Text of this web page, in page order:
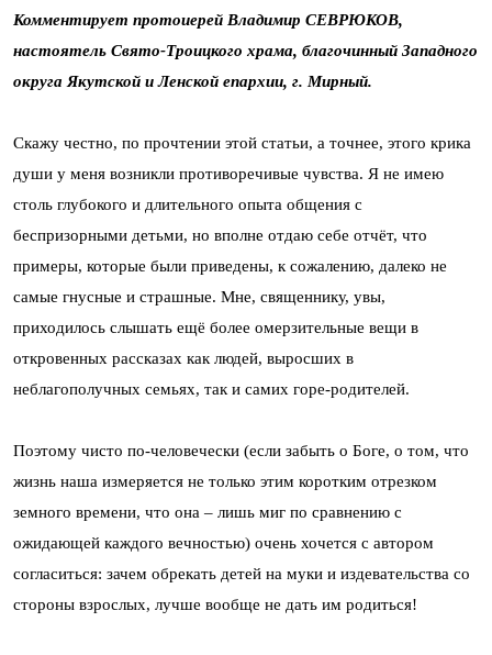
Комментирует протоиерей Владимир СЕВРЮКОВ,
настоятель Свято-Троицкого храма, благочинный Западного
округа Якутской и Ленской епархии, г. Мирный.
Скажу честно, по прочтении этой статьи, а точнее, этого крика
души у меня возникли противоречивые чувства. Я не имею
столь глубокого и длительного опыта общения с
беспризорными детьми, но вполне отдаю себе отчёт, что
примеры, которые были приведены, к сожалению, далеко не
самые гнусные и страшные. Мне, священнику, увы,
приходилось слышать ещё более омерзительные вещи в
откровенных рассказах как людей, выросших в
неблагополучных семьях, так и самих горе-родителей.
Поэтому чисто по-человечески (если забыть о Боге, о том, что
жизнь наша измеряется не только этим коротким отрезком
земного времени, что она – лишь миг по сравнению с
ожидающей каждого вечностью) очень хочется с автором
согласиться: зачем обрекать детей на муки и издевательства со
стороны взрослых, лучше вообще не дать им родиться!